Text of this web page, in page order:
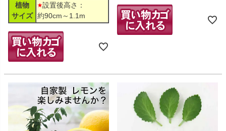
植物
サイズ
設置後高さ：
約90cm～1.1m